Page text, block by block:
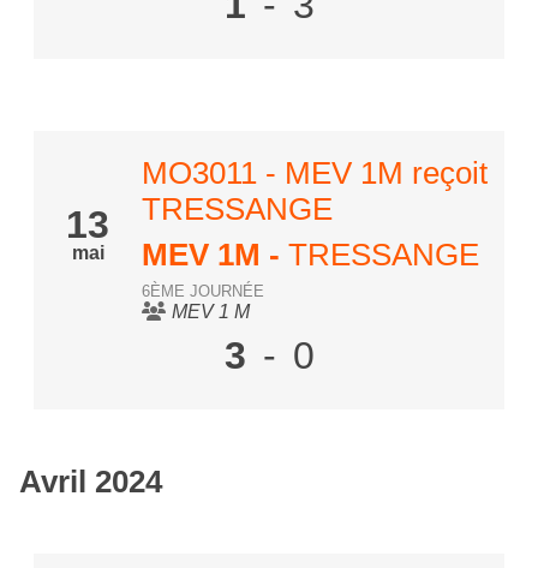
13
mai
MO3011 - MEV 1M reçoit
TRESSANGE
MEV 1M - TRESSANGE
6ÈME JOURNÉE
MEV 1 M
3 - 0
Avril 2024